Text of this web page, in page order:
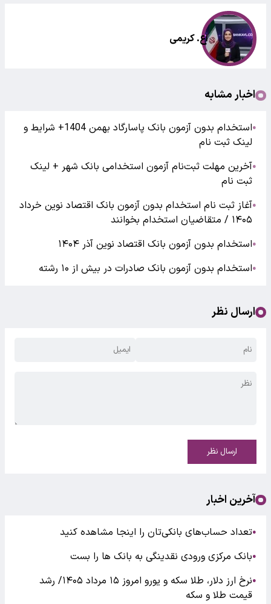
اع. کریمی
اخبار مشابه
●
استخدام بدون آزمون بانک پاسارگاد بهمن 1404+ شرایط و
لینک ثبت نام
●آخرین مهلت ثبت‌نام آزمون استخدامی بانک شهر + لینک
ثبت نام
●آغاز ثبت نام استخدام بدون آزمون بانک اقتصاد نوین خرداد
۱۴۰۵ / متقاضیان استخدام بخوانند
●استخدام بدون آزمون بانک اقتصاد نوین آذر ۱۴۰۴
●استخدام بدون آزمون بانک صادرات در بیش از ۱۰ رشته
ارسال نظر
ارسال نظر
آخرین اخبار
●تعداد حساب‌های بانکی‌تان را اینجا مشاهده کنید
●بانک مرکزی ورودی نقدینگی به بانک ها را بست
●
نرخ ارز دلار، طلا سکه و یورو امروز ۱۵ مرداد ۱۴۰۵/ رشد
قیمت طلا و سکه